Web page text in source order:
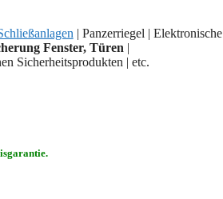
| Panzerriegel | Elektronische
Fenster, Türen |
Sicherheitsprodukten | etc.